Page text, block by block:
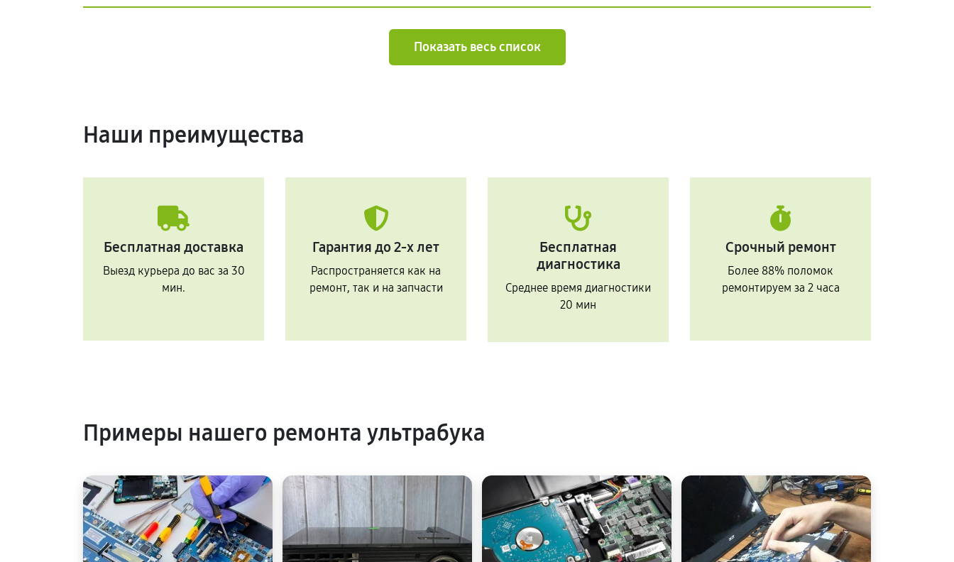
Показать весь список
Наши преимущества
Бесплатная доставка
Выезд курьера до вас за 30
мин.
Гарантия до 2-х лет
Распространяется как на
ремонт, так и на запчасти
Бесплатная
диагностика
Среднее время диагностики
20 мин
Срочный ремонт
Более 88% поломок
ремонтируем за 2 часа
Примеры нашего ремонта ультрабука